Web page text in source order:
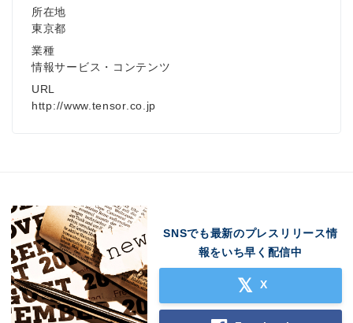
所在地
東京都
業種
情報サービス・コンテンツ
URL
http://www.tensor.co.jp
SNSでも最新のプレスリリース情
報をいち早く配信中
X